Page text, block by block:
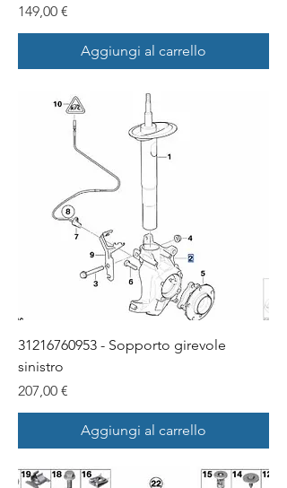
Prezzo
149,00 €
Aggiungi al carrello
31216760953 - Sopporto girevole
sinistro
Prezzo
207,00 €
Aggiungi al carrello